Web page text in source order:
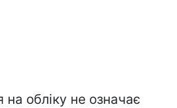
обліку не означає